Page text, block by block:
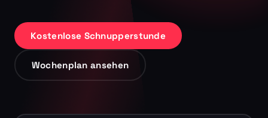
Kostenlose Schnupperstunde
Wochenplan ansehen